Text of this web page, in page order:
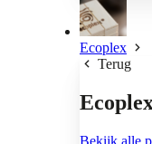
Ecoplex
Terug
Bekijk alle